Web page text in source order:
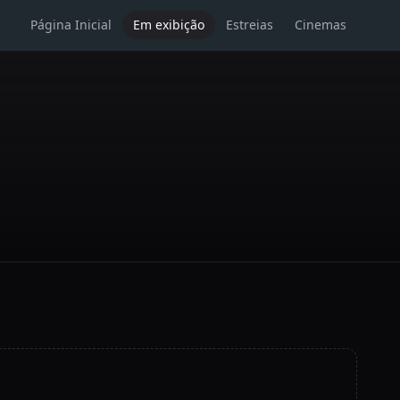
Página Inicial Em exibição Estreias Cinemas